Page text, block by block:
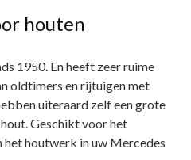
houten
1950. En heeft zeer ruime
oldtimers en rijtuigen met
uiteraard zelf een grote
Geschikt voor het
het houtwerk in uw Mercedes